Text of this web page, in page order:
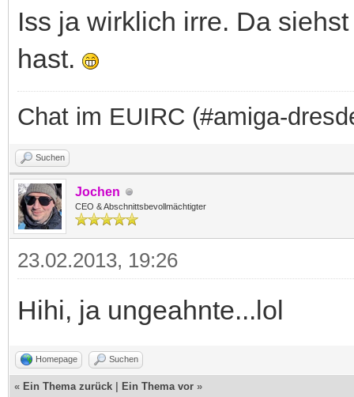
Iss ja wirklich irre. Da
hast.
Chat im EUIRC (#amiga-
Suchen
Jochen
CEO & Abschnittsbevollmächtigter
23.02.2013, 19:26
Hihi, ja ungeahnte...lol
Homepage Suchen
« Ein Thema zurück Ein Thema vor »